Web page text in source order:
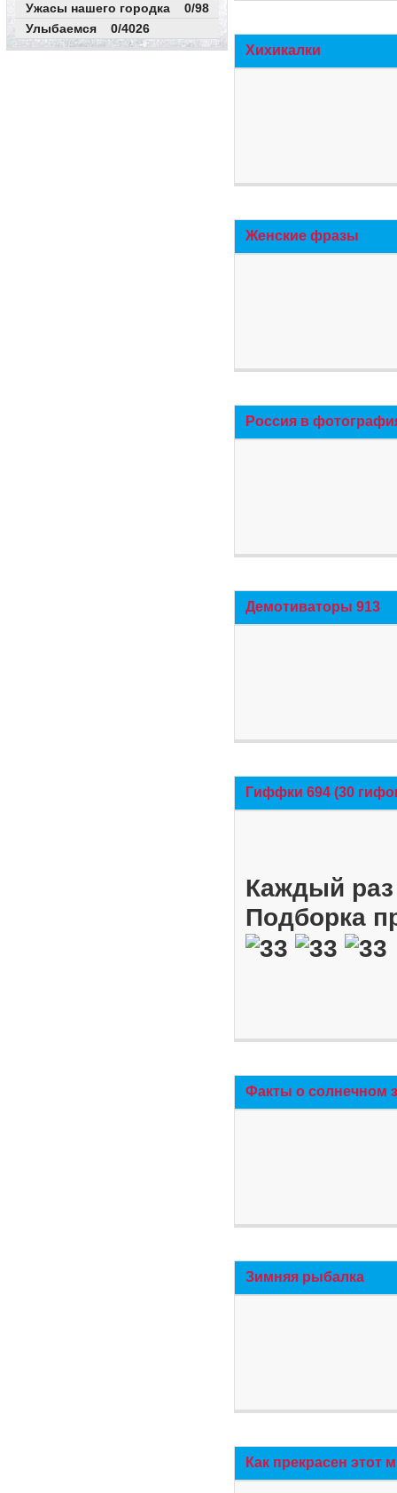
Ужасы нашего городка 0/98
Улыбаемся 0/4026
Хихикалки
Женские фразы
Россия в
Демотиваторы 913
Гиффки 694 (30
Каждый
Подборка
Факты о солнечном
Зимняя рыбалка
Как прекрасен этот